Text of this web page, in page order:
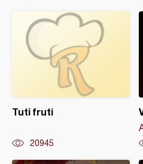
Tuti fruti
20945